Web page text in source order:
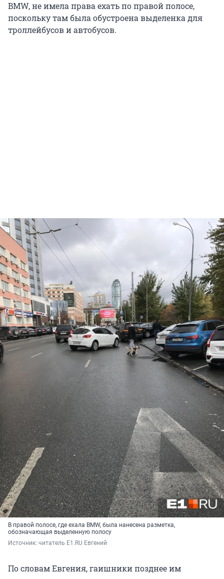
BMW, не имела права ехать по правой полосе,
поскольку там была обустроена выделенка для
троллейбусов и автобусов.
В правой полосе, где ехала BMW, была нанесена разметка,
обозначающая выделенную полосу
Источник: читатель E1.RU Евгений
По словам Евгения, гаишники позднее им